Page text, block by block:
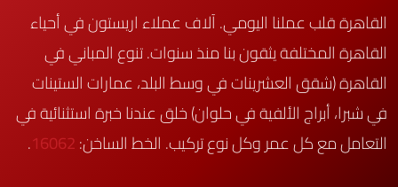
القاهرة قلب عملنا اليومي. آلاف عملاء اريستون في أحياء
القاهرة المختلفة يثقون بنا منذ سنوات. تنوع المباني في
القاهرة (شقق العشرينات في وسط البلد، عمارات الستينات
في شبرا، أبراج الألفية في حلوان) خلق عندنا خبرة استثنائية في
التعامل مع كل عمر وكل نوع تركيب. الخط الساخن:16062
.